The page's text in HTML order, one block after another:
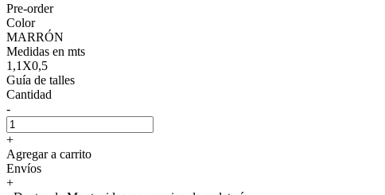
Pre-order
Color
MARRÓN
Medidas en mts
1,1X0,5
Guía de talles
Cantidad
-
+
Agregar a carrito
Envíos
+